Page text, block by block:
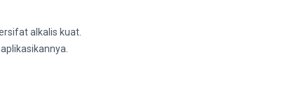
alkalis kuat.